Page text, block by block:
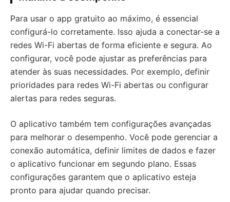
Para usar o app gratuito ao máximo, é essencial
configurá-lo corretamente. Isso ajuda a conectar-se a
redes Wi-Fi abertas de forma eficiente e segura. Ao
configurar, você pode ajustar as preferências para
atender às suas necessidades. Por exemplo, definir
prioridades para redes Wi-Fi abertas ou configurar
alertas para redes seguras.
O aplicativo também tem configurações avançadas
para melhorar o desempenho. Você pode gerenciar a
conexão automática, definir limites de dados e fazer
o aplicativo funcionar em segundo plano. Essas
configurações garantem que o aplicativo esteja
pronto para ajudar quando precisar.